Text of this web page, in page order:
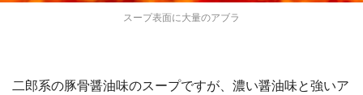
スープ表面に大量のアブラ
二郎系の豚骨醤油味のスープですが、濃い醤油味と強いア